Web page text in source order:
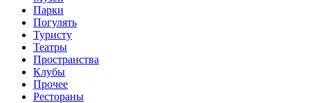
Парки
Погулять
Туристу
Театры
Пространства
Клубы
Прочее
Рестораны